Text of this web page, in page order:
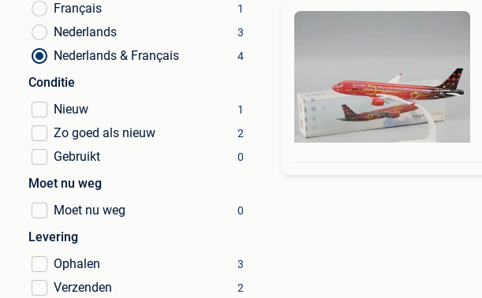
Français
1
Nederlands 3
Nederlands & Français 4
Conditie
Nieuw
1
Zo goed als nieuw 2
Gebruikt 0
Moet nu weg
Moet nu weg
0
Levering
Ophalen
3
Verzenden 2